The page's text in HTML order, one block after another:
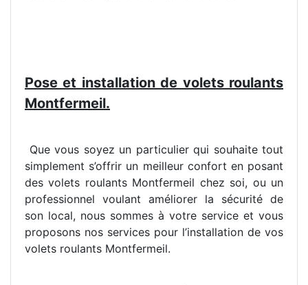
Pose et installation de volets roulants
Montfermeil.
Que vous soyez un particulier qui souhaite tout
simplement s’offrir un meilleur confort en posant
des volets roulants Montfermeil chez soi, ou un
professionnel voulant améliorer la sécurité de
son local, nous sommes à votre service et vous
proposons nos services pour l’installation de vos
volets roulants Montfermeil.